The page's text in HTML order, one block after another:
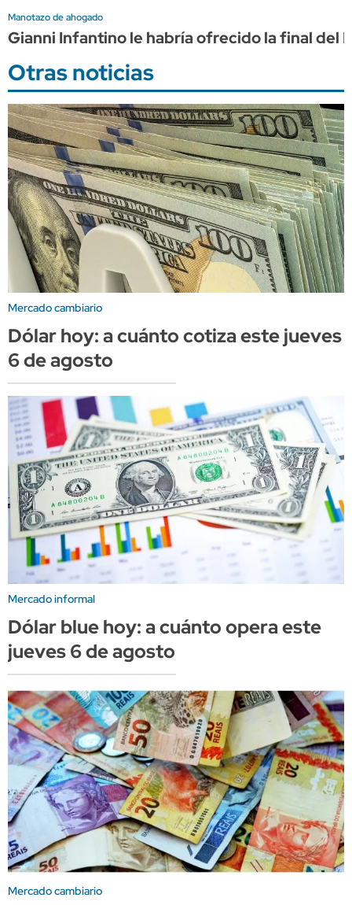
Manotazo de ahogado
Gianni Infantino le habría ofrecido la final del
Otras noticias
Mercado cambiario
Dólar hoy: a cuánto cotiza este jueves
6 de agosto
Mercado informal
Dólar blue hoy: a cuánto opera este
jueves 6 de agosto
Mercado cambiario